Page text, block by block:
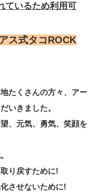
ているため利用可
ス式タコROCK
たくさんの方々、アー
いきました。
、元気、勇気、笑顔を
り戻すために!
させないために!